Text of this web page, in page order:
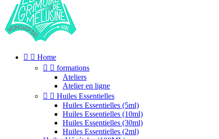
  Home
  formations
Ateliers
Atelier en ligne
  Huiles Essentielles
Huiles Essentielles (5ml)
Huiles Essentielles (10ml)
Huiles Essentielles (30ml)
Huiles Essentielles (2ml)